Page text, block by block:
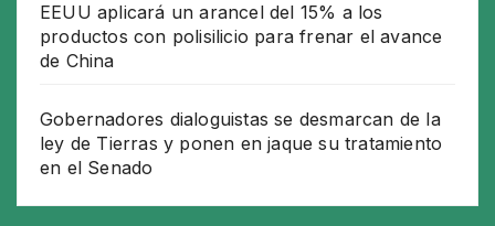
EEUU aplicará un arancel del 15% a los
productos con polisilicio para frenar el avance
de China
Gobernadores dialoguistas se desmarcan de la
ley de Tierras y ponen en jaque su tratamiento
en el Senado